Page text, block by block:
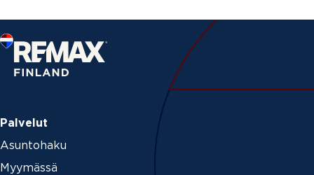
Palvelut
Asuntohaku
Myymässä